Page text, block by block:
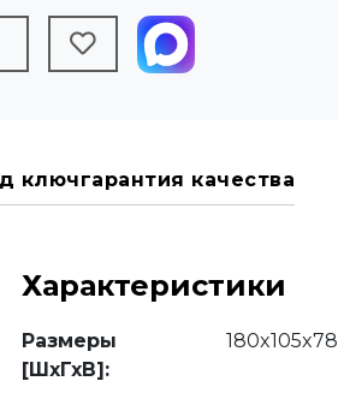
ключгарантия качества
Характеристики
Размеры
[ШхГхВ]:
180x105x78